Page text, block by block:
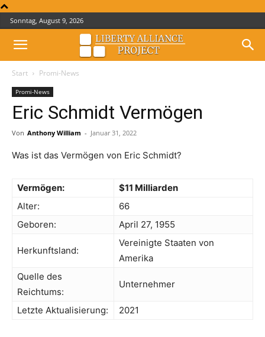
Sonntag, August 9, 2026
Start Promi-News
Promi-News
Eric Schmidt Vermögen
Von Anthony William - Januar 31, 2022
Was ist das Vermögen von Eric Schmidt?
Vermögen:
$11 Milliarden
Alter:
66
Geboren:
April 27, 1955
Herkunftsland:
Vereinigte Staaten von
Amerika
Quelle des
Reichtums:
Unternehmer
Letzte Aktualisierung: 2021